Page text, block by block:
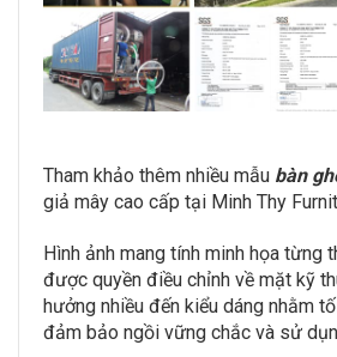
Tham khảo thêm nhiều mẫu bàn
giả mây cao cấp tại Minh Thy
Hình ảnh mang tính minh họa từng
được quyền điều chỉnh về mặt kỹ
hưởng nhiều đến kiểu dáng nhằm
đảm bảo ngồi vững chắc và sử